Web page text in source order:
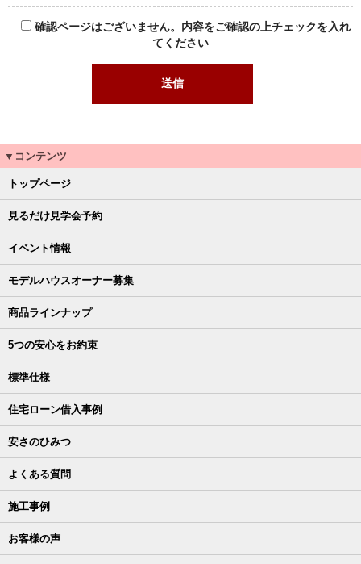
確認ページはございません。内容をご確認の上チェックを入れ
てください
▼コンテンツ
トップページ
見るだけ見学会予約
イベント情報
モデルハウスオーナー募集
商品ラインナップ
5つの安心をお約束
標準仕様
住宅ローン借入事例
安さのひみつ
よくある質問
施工事例
お客様の声